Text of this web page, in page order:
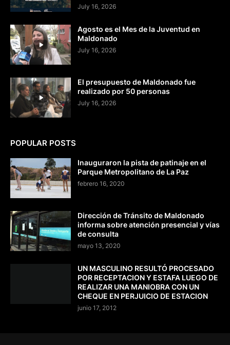
July 16, 2026
Agosto es el Mes de la Juventud en
Maldonado
July 16, 2026
El presupuesto de Maldonado fue
realizado por 50 personas
July 16, 2026
POPULAR POSTS
Inauguraron la pista de patinaje en el
Parque Metropolitano de La Paz
febrero 16, 2020
Dirección de Tránsito de Maldonado
informa sobre atención presencial y vías
de consulta
mayo 13, 2020
UN MASCULINO RESULTÓ PROCESADO
POR RECEPTACION Y ESTAFA LUEGO DE
REALIZAR UNA MANIOBRA CON UN
CHEQUE EN PERJUICIO DE ESTACION
junio 17, 2012